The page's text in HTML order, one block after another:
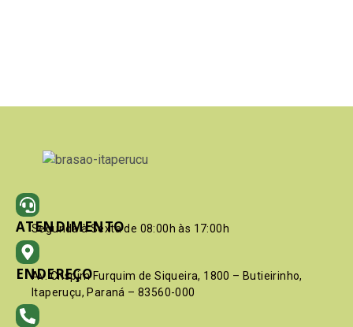
ATENDIMENTO
Segunda à Sexta de 08:00h às 17:00h
ENDEREÇO
Av. Crispim Furquim de Siqueira, 1800 – Butieirinho,
Itaperuçu, Paraná – 83560-000